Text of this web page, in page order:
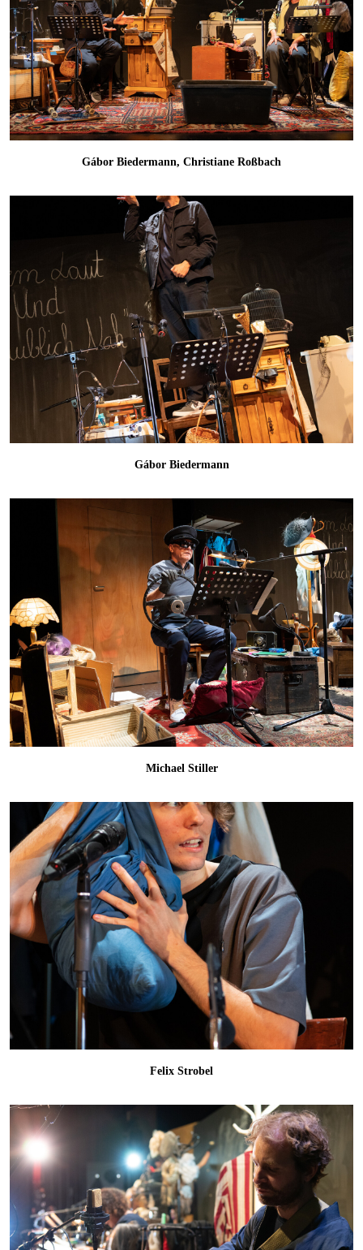
Gábor Biedermann, Christiane Roßbach
Gábor Biedermann
Michael Stiller
Felix Strobel